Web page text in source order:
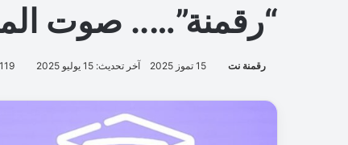
“رقمنة”….. صوت
رقمنة نت 15 تموز 2025 آخر تحديث: 15 يوليو 2025 119